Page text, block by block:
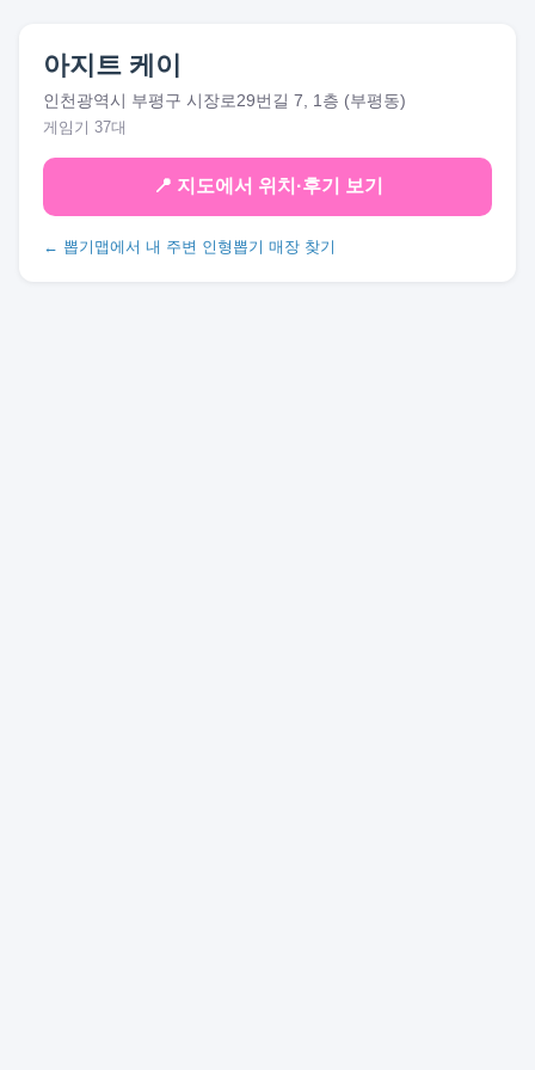
아지트 케이
인천광역시 부평구 시장로29번길 7, 1층 (부평동)
게임기 37대
📍 지도에서 위치·후기 보기
← 뽑기맵에서 내 주변 인형뽑기 매장 찾기